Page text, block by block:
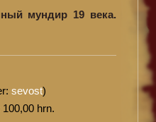
мундир 19 века.
sevost)
100,00 hrn.